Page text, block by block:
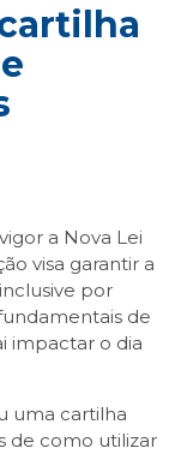
a Nova Lei
visa garantir a
por
de
impactar o dia
uma cartilha
de como utilizar